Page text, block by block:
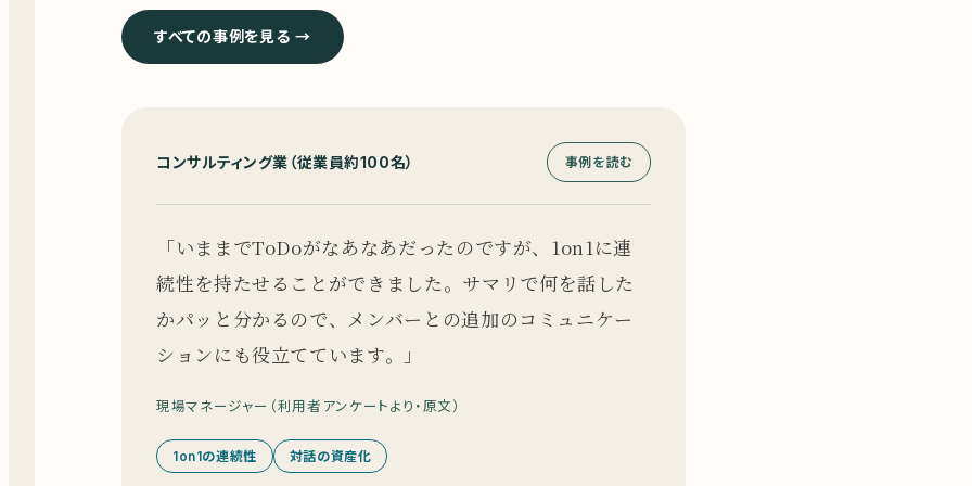
すべての事例を見る →
コンサルティング業（従業員約100名） 事例を読む
「いままでToDoがなあなあだったのですが、1on1に連
続性を持たせることができました。サマリで何を話した
かパッと分かるので、メンバーとの追加のコミュニケー
ションにも役立てています。
」
現場マネージャー（利用者アンケートより・原文）
1on1の連続性 対話の資産化